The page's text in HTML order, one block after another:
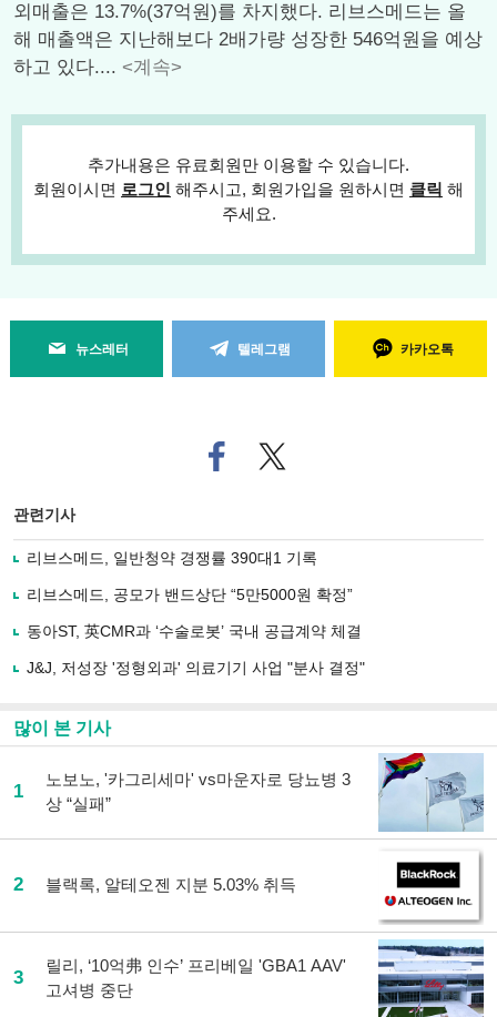
외매출은 13.7%(37억원)를 차지했다. 리브스메드는 올
해 매출액은 지난해보다 2배가량 성장한 546억원을 예상
하고 있다.... <계속>
추가내용은 유료회원만 이용할 수 있습니다.
회원이시면 로그인 해주시고, 회원가입을 원하시면 클릭 해
주세요.
뉴스레터 텔레그램 카카오톡
페
이
로
기
사
유
기
트위
터로
관련기사
리브스메드, 일반청약 경쟁률 390대1 기록
리브스메드, 공모가 밴드상단 “5만5000원 확정”
동아ST, 英CMR과 ‘수술로봇’ 국내 공급계약 체결
J&J, 저성장 '정형외과' 의료기기 사업 "분사 결정"
많이 본 기사
1
노보노, '카그리세마' vs마운자로 당뇨병 3
상 “실패”
2 블랙록, 알테오젠 지분 5.03% 취득
3
릴리, ‘10억弗 인수’ 프리베일 'GBA1 AAV'
고셔병 중단